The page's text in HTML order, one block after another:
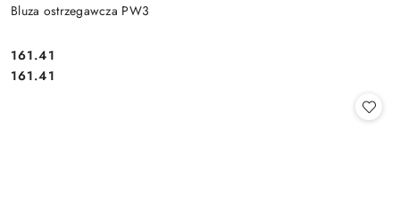
Bluza ostrzegawcza PW3
Cena:
161.41
Cena:
161.41